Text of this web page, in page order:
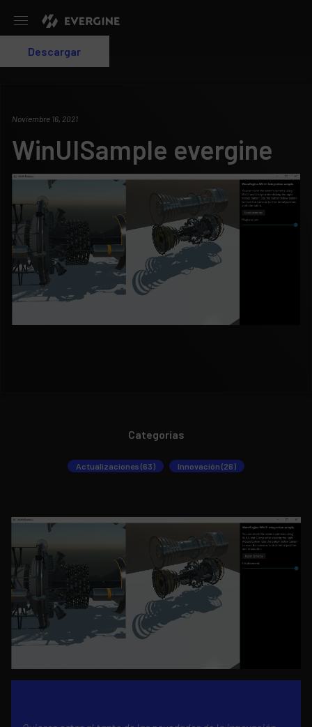
Login
Descargar
Noviembre 16, 2021
WinUISample evergine
Categorías
Actualizaciones (63) Innovación (26)